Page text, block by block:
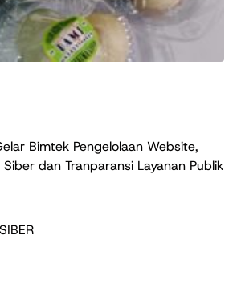
Bimtek Pengelolaan Website,
dan Tranparansi Layanan Publik